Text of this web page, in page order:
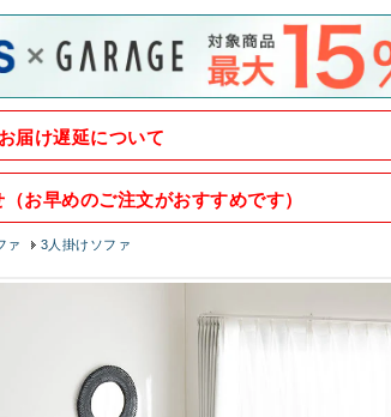
届け遅延について
お早めのご注文がおすすめです）
ァ 3人掛けソファ